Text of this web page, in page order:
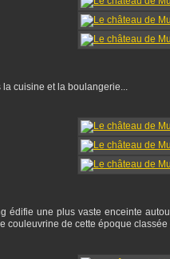
cuisine et la boulangerie...
édifie une plus vaste enceinte
couleuvrine de cette époque